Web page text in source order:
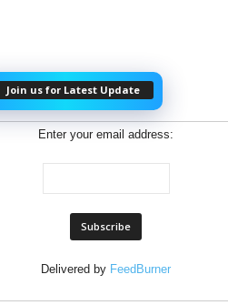
Join us for Latest Update
Enter your email address:
Delivered by FeedBurner